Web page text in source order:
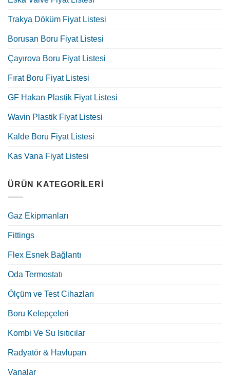
Trakya Döküm Fiyat Listesi
Borusan Boru Fiyat Listesi
Çayırova Boru Fiyat Listesi
Fırat Boru Fiyat Listesi
GF Hakan Plastik Fiyat Listesi
Wavin Plastik Fiyat Listesi
Kalde Boru Fiyat Listesi
Kas Vana Fiyat Listesi
ÜRÜN KATEGORILERI
Gaz Ekipmanları
Fittings
Flex Esnek Bağlantı
Oda Termostatı
Ölçüm ve Test Cihazları
Boru Kelepçeleri
Kombi Ve Su Isıtıcılar
Radyatör & Havlupan
Vanalar